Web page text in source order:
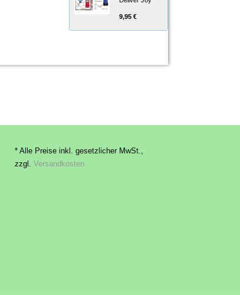
9,95 €
* Alle Preise inkl. gesetzlicher MwSt.,
zzgl. Versandkosten